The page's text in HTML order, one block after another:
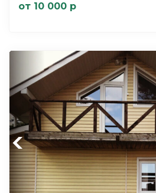
от 10 000 р
Previous